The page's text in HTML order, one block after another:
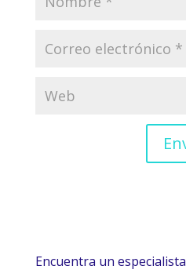
Encuentra un especialista